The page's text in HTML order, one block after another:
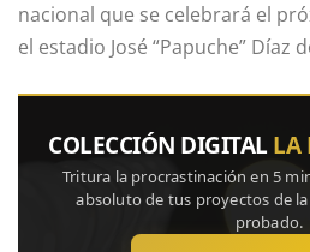
nacional que se celebrará el
el estadio José “Papuche” Díaz
COLECCIÓN DIGITAL LA
Tritura la procrastinación en 5
absoluto de tus proyectos de
probado.